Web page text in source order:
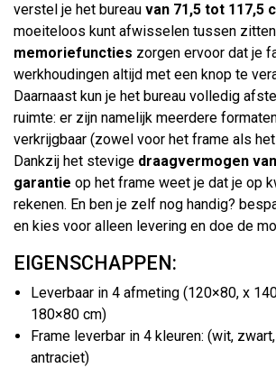
verstel je het bureau van 71,5 tot 117,5
moeiteloos kunt afwisselen tussen zitten
memoriefuncties zorgen ervoor dat je
werkhoudingen altijd met een knop te
Daarnaast kun je het bureau volledig
ruimte: er zijn namelijk meerdere
verkrijgbaar (zowel voor het frame als
Dankzij het stevige draagvermogen
garantie op het frame weet je dat je op
rekenen. En ben je zelf nog handig?
en kies voor alleen levering en doe de
EIGENSCHAPPEN:
Leverbaar in 4 afmeting (120×80, x
180×80 cm)
Frame leverbar in 4 kleuren: (wit,
antraciet)